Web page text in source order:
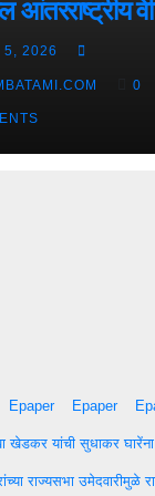
आंतरराष्ट्रीय
उत्स्फूर्त
5, 2026
0
Epaper Epaper
खेडकर यांची सुधाकर
राज्यसभा उमेदवारीमुळे